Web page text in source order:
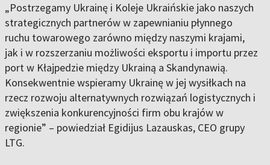
„Postrzegamy Ukrainę i Koleje Ukraińskie jako naszych
strategicznych partnerów w zapewnianiu płynnego
ruchu towarowego zarówno między naszymi krajami,
jak i w rozszerzaniu możliwości eksportu i importu przez
port w Kłajpedzie między Ukrainą a Skandynawią.
Konsekwentnie wspieramy Ukrainę w jej wysiłkach na
rzecz rozwoju alternatywnych rozwiązań logistycznych i
zwiększenia konkurencyjności firm obu krajów w
regionie” – powiedział Egidijus Lazauskas, CEO grupy
LTG.